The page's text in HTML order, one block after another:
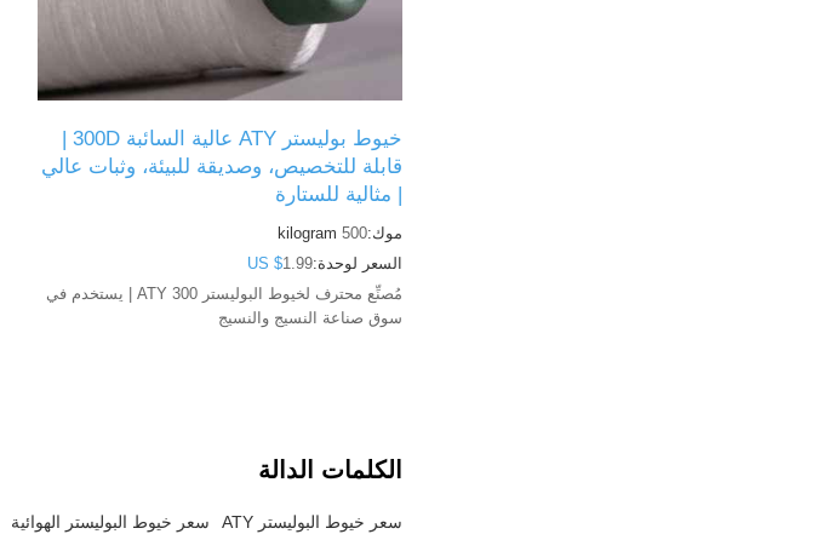
خيوط بوليستر ATY عالية السائبة 300D |
قابلة للتخصيص، وصديقة للبيئة، وثبات عالي
| مثالية للستارة
موك:500
kilogram
السعر لوحدة:
US $1.99
مُصنِّع محترف لخيوط البوليستر 300 ATY | يستخدم في
سوق صناعة النسيج والنسيج
الكلمات الدالة
سعر خيوط البوليستر ATY سعر خيوط البوليستر الهوائية